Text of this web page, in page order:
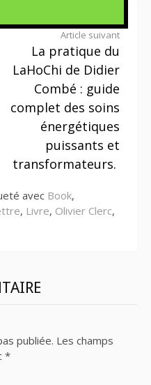
Article suivant
La pratique du
LaHoChi de Didier
Combé : guide
complet des soins
énergétiques
puissants et
transformateurs.
avec Book,
, Livre, Olivier Clerc,
publiée. Les champs
*